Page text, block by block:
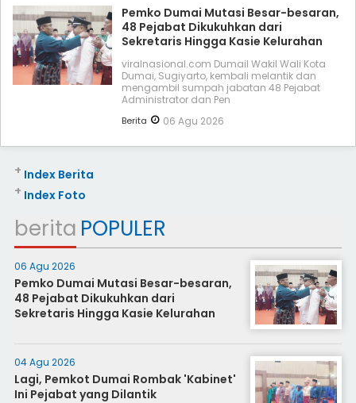
Pemko Dumai Mutasi Besar-besaran,
48 Pejabat Dikukuhkan dari
Sekretaris Hingga Kasie Kelurahan
viralnasional.com DumaiI Wakil Wali Kota
Dumai, Sugiyarto, kembali melantik dan
mengambil sumpah jabatan 48 Pejabat
Administrator dan Pen
Berita 06 Agu 2026
Index Berita
+
Index Foto
+
berita POPULER
06 Agu 2026
Pemko Dumai Mutasi Besar-besaran,
48 Pejabat Dikukuhkan dari
Sekretaris Hingga Kasie Kelurahan
04 Agu 2026
Lagi, Pemkot Dumai Rombak 'Kabinet'
Ini Pejabat yang Dilantik